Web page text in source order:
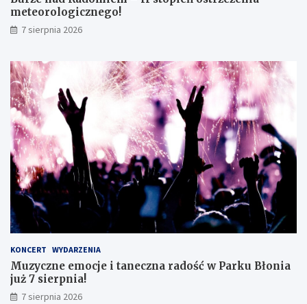
o
k
l
i
s
t
ę
z
d
o
s
k
o
n
a
ł
m
i
w
y
o
l
o
c
z
n
e
g
o
!
meteorologicznego!
7 sierpnia 2026
KONCERT WYDARZENIA
Muzyczne emocje i taneczna radość w Parku Błonia
już 7 sierpnia!
7 sierpnia 2026